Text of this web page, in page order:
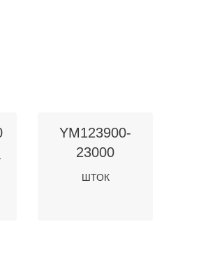
YM123900-
23000
ШТОК